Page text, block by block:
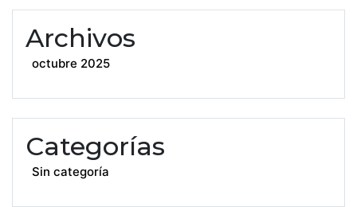
Archivos
octubre 2025
Categorías
Sin categoría